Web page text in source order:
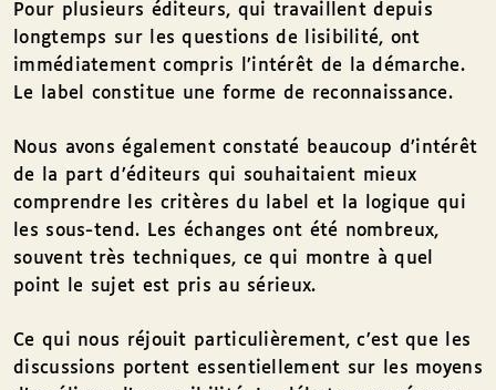
Pour plusieurs éditeurs, qui travaillent depuis
longtemps sur les questions de lisibilité, ont
immédiatement compris l’intérêt de la démarche.
Le label constitue une forme de reconnaissance.
Nous avons également constaté beaucoup d’intérêt
de la part d’éditeurs qui souhaitaient mieux
comprendre les critères du label et la logique qui
les sous-tend. Les échanges ont été nombreux,
souvent très techniques, ce qui montre à quel
point le sujet est pris au sérieux.
Ce qui nous réjouit particulièrement, c’est que les
discussions portent essentiellement sur les moyens